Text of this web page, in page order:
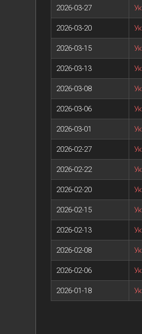
2026-03-27
2026-03-20
2026-03-15
2026-03-13
2026-03-08
2026-03-06
2026-03-01
2026-02-27
2026-02-22
2026-02-20
2026-02-15
2026-02-13
2026-02-08
2026-02-06
2026-01-18